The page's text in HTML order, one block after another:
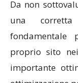
Da non
una
proprio sito
importante